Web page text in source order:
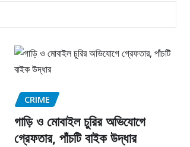
CRIME
গাড়ি ও মোবাইল চুরির অভিযোগে
গ্রেফতার, পাঁচটি বাইক উদ্ধার